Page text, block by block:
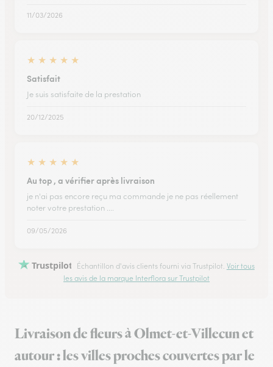
11/03/2026
★ ★ ★ ★ ★
Satisfait
Je suis satisfaite de la prestation
20/12/2025
★ ★ ★ ★ ★
Au top , a vérifier après livraison
je n'ai pas encore reçu ma commande je ne pas réellement
noter votre prestation ....
09/05/2026
Trustpilot Échantillon d'avis clients fourni via Trustpilot. Voir tous
les avis de la marque Interflora sur Trustpilot
Livraison de fleurs à Olmet-et-Villecun et
autour : les villes proches couvertes par le